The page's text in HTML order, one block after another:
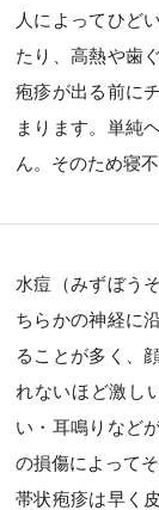
人によってひど
たり、高熱や歯
疱疹が出る前に
まります。単純
ん。そのため寝
水痘（みずぼう
ちらかの神経に
ることが多く、
れないほど激し
い・耳鳴りなど
の損傷によって
帯状疱疹は早く